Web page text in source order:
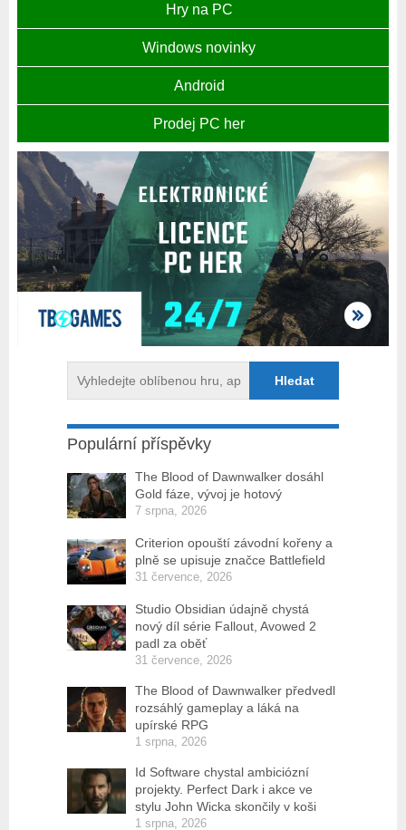
Hry na PC
Windows novinky
Android
Prodej PC her
Populární příspěvky
The Blood of Dawnwalker dosáhl
Gold fáze, vývoj je hotový
7 srpna, 2026
Criterion opouští závodní kořeny a
plně se upisuje značce Battlefield
31 července, 2026
Studio Obsidian údajně chystá
nový díl série Fallout, Avowed 2
padl za oběť
31 července, 2026
The Blood of Dawnwalker předvedl
rozsáhlý gameplay a láká na
upírské RPG
1 srpna, 2026
Id Software chystal ambiciózní
projekty. Perfect Dark i akce ve
stylu John Wicka skončily v koši
1 srpna, 2026